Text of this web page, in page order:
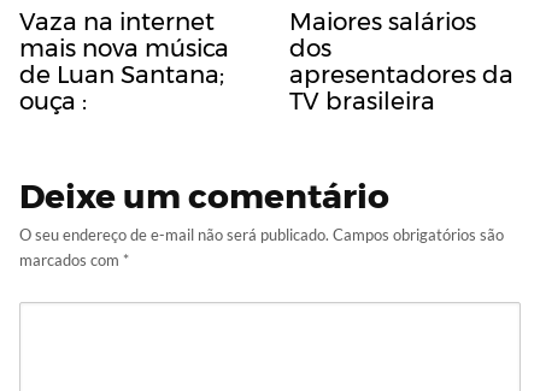
Vaza na internet
mais nova música
de Luan Santana;
ouça :
Maiores salários
dos
apresentadores da
TV brasileira
Deixe um comentário
O seu endereço de e-mail não será publicado. Campos obrigatórios são
marcados com *